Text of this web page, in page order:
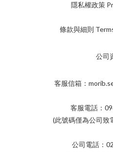
隱私權政策
條款與細則
公司
客服信箱：
客服電話：
(此號碼僅為公司致
公司電話：